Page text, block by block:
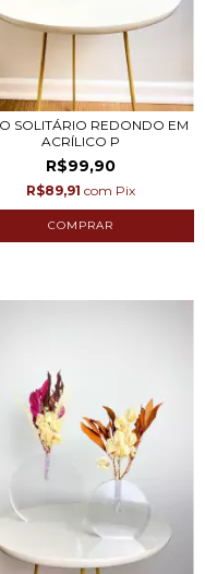
SOLITÁRIO REDONDO EM
ACRÍLICO P
R$99,90
R$89,91 com Pix